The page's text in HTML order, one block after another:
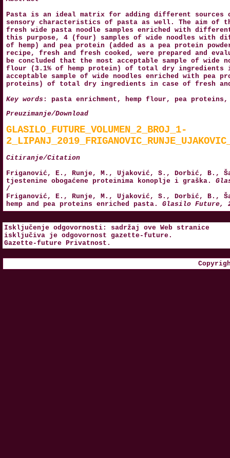
Pasta is an ideal matrix for adding different sources
sensory characteristics of pasta as well. The aim of
fresh wide pasta noodle samples enriched with
this purpose, 4 (four) samples of wide noodles with
of hemp) and pea protein (added as a pea protein
recipe, fresh and fresh cooked, were prepared and
be concluded that the most acceptable sample of wide
flour (3.1% of hemp protein) of total dry ingredients
acceptable sample of wide noodles enriched with pea
proteins) of total dry ingredients in case of fresh and
Key words : pasta enrichment, hemp flour, pea
Preuzimanje/Download
GLASILO_FUTURE_VOLUMEN_2_BROJ_1-
Citiranje/Citation
Friganović, E., Runje, M., Ujaković, S., Dorbić, B.,
tjestenine obogaćene proteinima konoplje i graška.
/
Friganović, E., Runje, M., Ujaković, S., Dorbić, B.,
hemp and pea proteins enriched pasta. Glasilo Future,
Isključenje odgovornosti: sadržaj ove Web stranice
isključiva je odgovornost gazette-future .
Gazette-future Privatnost .